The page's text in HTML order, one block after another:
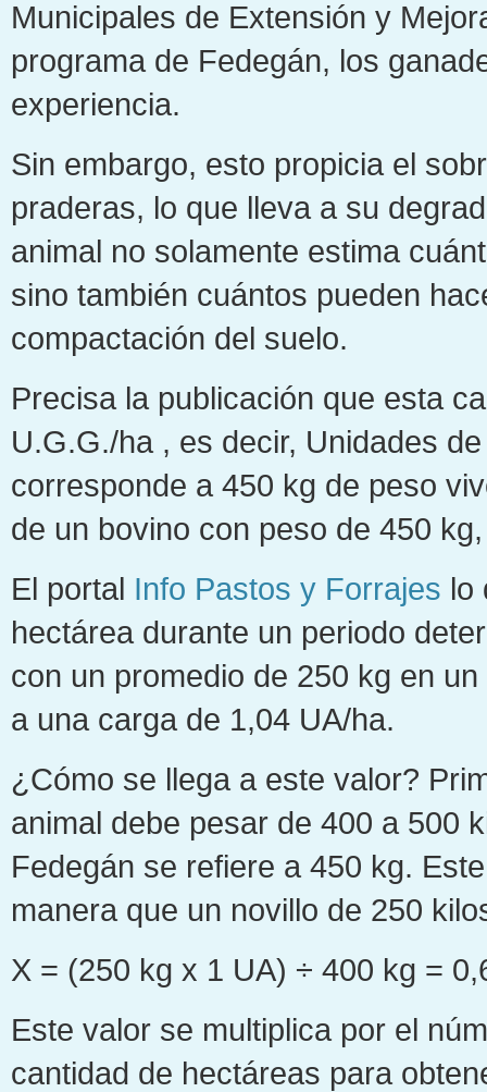
Municipales de Extensión y
programa de Fedegán, los
experiencia.
Sin embargo, esto propicia el
praderas, lo que lleva a su
animal no solamente estima
sino también cuántos pueden
compactación del suelo.
Precisa la publicación que esta
U.G.G./ha , es decir, Unidades
corresponde a 450 kg de peso
de un bovino con peso de 450
El portal Info Pastos y Forrajes lo
hectárea durante un periodo
con un promedio de 250 kg en
a una carga de 1,04 UA/ha.
¿Cómo se llega a este valor?
animal debe pesar de 400 a 500
Fedegán se refiere a 450 kg.
manera que un novillo de 250
X = (250 kg x 1 UA) ÷ 400 kg =
Este valor se multiplica por el
cantidad de hectáreas para